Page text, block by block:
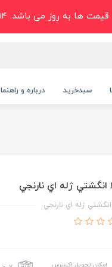
قیمت ها به روز می باشد. 1405/05/14
سبدخرید درباره و راهنما
انگشتي ژله اي نارنجي
انگشتي ژله اي نارنجي
امکان تحویل اکسپرس